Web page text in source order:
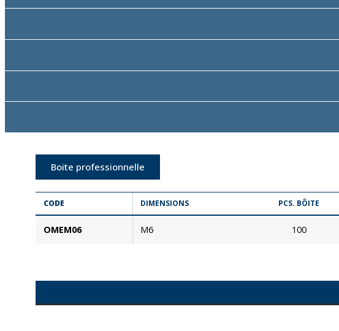
Boite professionnelle
CODE DIMENSIONS PCS. BÔITE
OMEM06 M6 100